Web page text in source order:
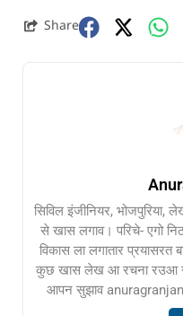
Share
सिविल इंजीनियर,
से खास लगाव। परिचे- एगो
विकास ला लगातार प्रयासरत
कुछ खास लेख आ रचना रउआ
आपन सुझाव